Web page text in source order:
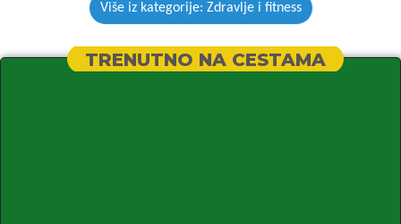
Više iz kategorije: Zdravlje i fitness
TRENUTNO NA CESTAMA